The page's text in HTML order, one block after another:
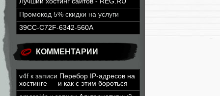
Промокод 5% скидки на услуги
39CC-C72F-6342-560A
КОММЕНТАРИИ
v4f к записи Перебор IP-адресов на
хостинге — и как с этим бороться